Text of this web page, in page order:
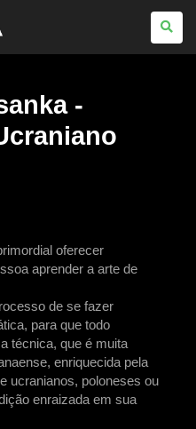
-
oferecer
aprender a arte de
de se fazer
para que todo
técnica, que é muita
enriquecida pela
ucranianos, poloneses ou
enraizada em sua